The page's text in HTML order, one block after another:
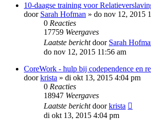
10-daagse training voor
door Sarah Hofman » do nov 12, 2015
0 Reacties
17759 Weergaves
Laatste berichtdoor Sarah
do nov 12, 2015 11:56 am
CoreWork - hulp bij codependence en
doorkrista » di okt 13, 2015 4:04 pm
0 Reacties
18947 Weergaves
Laatste berichtdoorkrista
di okt 13, 2015 4:04 pm